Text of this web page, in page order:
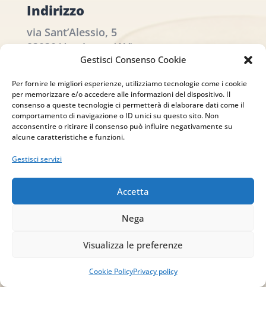
Gestisci Consenso Cookie
Per fornire le migliori esperienze, utilizziamo tecnologie come i cookie
per memorizzare e/o accedere alle informazioni del dispositivo. Il
consenso a queste tecnologie ci permetterà di elaborare dati come il
comportamento di navigazione o ID unici su questo sito. Non
acconsentire o ritirare il consenso può influire negativamente su
alcune caratteristiche e funzioni.
Gestisci servizi
Accetta
Nega
Visualizza le preferenze
Cookie PolicyPrivacy policy
Indirizzo
via Sant’Alessio, 5
83030 Venticano (AV)
Email
info@studiopizzano.it
P.IVA
IT02754810642
ISCRIVITI ALLA
NEWSLETTER
novità, clicca sul pulsante qui sotto e